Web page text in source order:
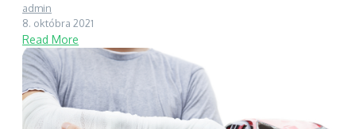
admin
8. októbra 2021
Read More